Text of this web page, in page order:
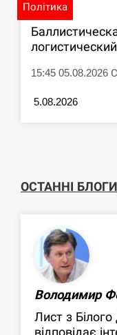
Політика
15:45 05.08.2026
5.08.2026
ОСТАННІ БЛОГИ
Володимир
Лист з
відповідає